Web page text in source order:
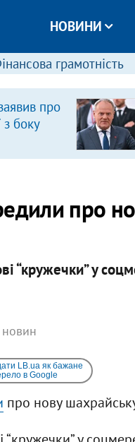
НОВИНИ
грамотність
про
з боку
про
“кружечки” у
новин
LB.ua як бажане
в Google
про нову